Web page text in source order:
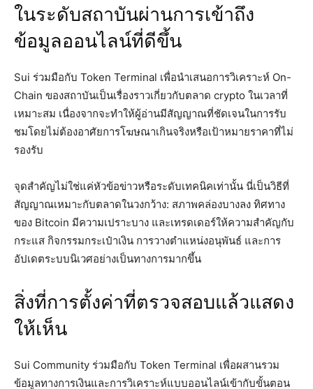
ในระดับสถาบันผ่านการเข้าถึง
ข้อมูลออนไลน์ที่ดีขึ้น
Sui ร่วมมือกับ Token Terminal เพื่อนำเสนอการวิเคราะห์ On-
Chain ของสถาบันเป็นเรื่องราวเกี่ยวกับตลาด crypto ในเวลาที่
เหมาะสม เนื่องจากจะทำให้ผู้อ่านมีสัญญาณที่ชัดเจนในการรับ
ชมโดยไม่ต้องอาศัยการโฆษณาเกินจริงหรือเป้าหมายราคาที่ไม่
รองรับ
จุดสำคัญไม่ใช่แค่หัวข้อข่าวหรือระดับเทคนิคเท่านั้น นี่เป็นวิธีที่
สัญญาณเหมาะกับตลาดในวงกว้าง: สภาพคล่องบางลง ทิศทาง
ของ Bitcoin มีความเปราะบาง และเทรดเดอร์ให้ความสำคัญกับ
กระแส กิจกรรมกระเป๋าเงิน การวางตำแหน่งอนุพันธ์ และการ
อัปเดตระบบนิเวศอย่างเป็นทางการมากขึ้น
สิ่งที่การตั้งค่าที่ตรวจสอบแล้วแสดง
ให้เห็น
Sui Community ร่วมมือกับ Token Terminal เพื่อผสานรวม
ข้อมูลทางการเงินและการวิเคราะห์แบบออนไลน์เข้ากับขั้นตอน